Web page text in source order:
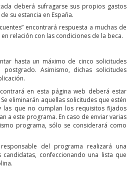
deberá sufragarse sus propios gastos
su estancia en España.
encontrará respuesta a muchas de
relación con las condiciones de la beca.
hasta un máximo de cinco solicitudes
Asimismo, dichas solicitudes
en esta página web deberá estar
eliminarán aquellas solicitudes que estén
las que no cumplan los requisitos fijados
a este programa. En caso de enviar varias
programa, sólo se considerará como
del programa realizará una
confeccionando una lista que